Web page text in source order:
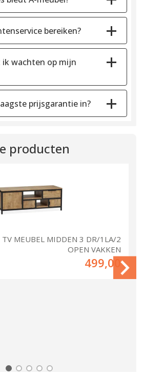
bereiken?
wachten op mijn
prijsgarantie in?
producten
MEUBEL MIDDEN 3 DR/1LA/2
OPEN VAKKEN
499,00